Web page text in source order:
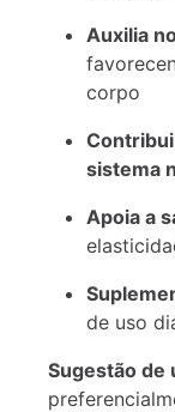
Auxilia
corpo
sistema
Apoia a
de uso
Sugestão de